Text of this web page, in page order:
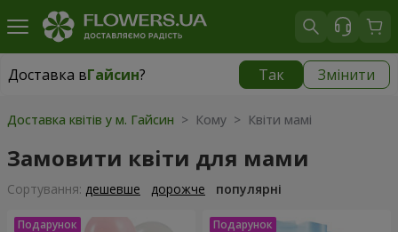
Доставка вГайсин? Так Змінити
Доставка вГайсин
Доставка квітів у м. Гайсин > Кому > Квіти мамі
Замовити квіти для мами
Сортування: дешевше дорожче популярні